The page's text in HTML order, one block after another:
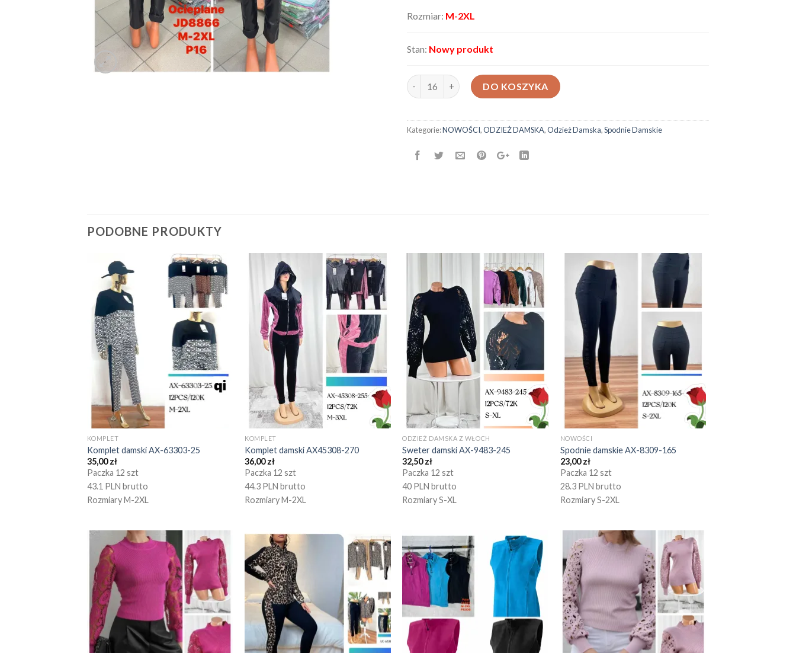
Rozmiar: M-2XL
Stan: Nowy produkt
ilość Spodnie damskie JD8866
DO KOSZYKA
Kategorie:NOWOŚCI,ODZIEŻ DAMSKA,Odzież Damska,Spodnie Damskie
PODOBNE PRODUKTY
KOMPLET
Komplet damski AX-63303-25
35,00zł
Paczka 12 szt
43.1 PLN brutto
Rozmiary M-2XL
KOMPLET
Komplet damski AX45308-270
36,00zł
Paczka 12 szt
44.3 PLN brutto
Rozmiary M-2XL
ODZIEŻ DAMSKA Z WŁOCH
Sweter damski AX-9483-245
32,50zł
Paczka 12 szt
40 PLN brutto
Rozmiary S-XL
NOWOŚCI
Spodnie damskie AX-8309-165
23,00zł
Paczka 12 szt
28.3 PLN brutto
Rozmiary S-2XL